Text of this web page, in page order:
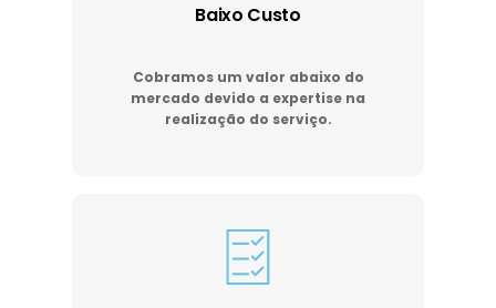
Baixo Custo
Cobramos um valor abaixo do
mercado devido a expertise na
realização do serviço.